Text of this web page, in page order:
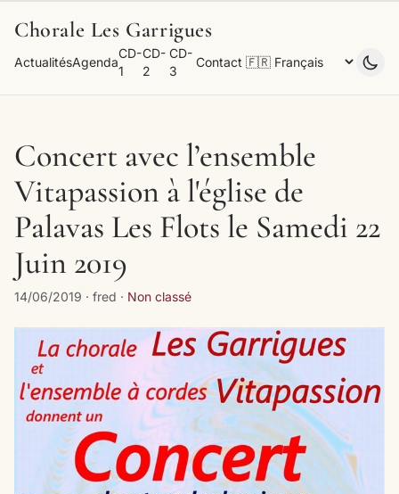
Chorale Les Garrigues
ActualitésAgenda
CD-
1
CD-
2
CD-
3
Contact
Concert avec l’ensemble
Vitapassion à l'église de
Palavas Les Flots le Samedi 22
Juin 2019
14/06/2019 · fred · Non classé